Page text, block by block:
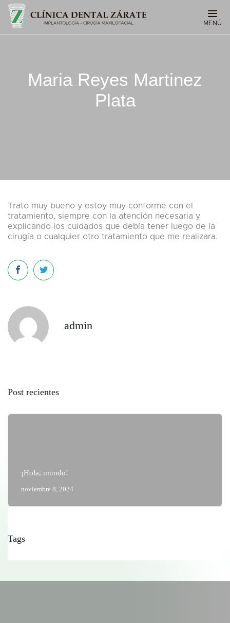
MENÚ
Maria Reyes Martinez
Plata
Trato muy bueno y estoy muy conforme con el
tratamiento, siempre con la atención necesaria y
explicando los cuidados que debía tener luego de la
cirugía o cualquier otro tratamiento que me realizara.
admin
Post recientes
¡Hola, mundo!
noviembre 8, 2024
Tags